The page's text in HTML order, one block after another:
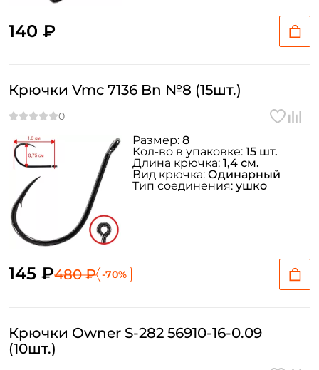
140 ₽
Крючки Vmc 7136 Bn №8 (15шт.)
145 ₽480 ₽ -70%
Размер: 8
Кол-во в упаковке: 15 шт.
Длина крючка: 1,4 см.
Вид крючка: Одинарный
Тип соединения: ушко
Крючки Owner S-282 56910-16-0.09
(10шт.)